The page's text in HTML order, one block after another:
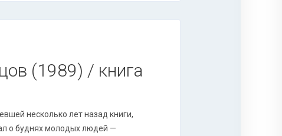
(1989) / книга
несколько лет назад книги,
о буднях молодых людей —